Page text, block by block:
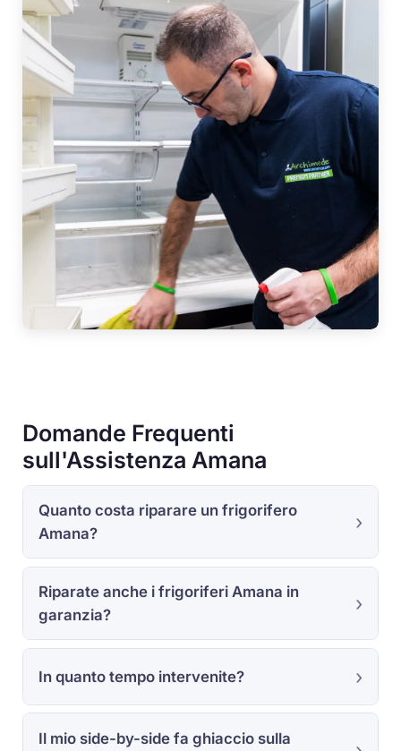
Domande Frequenti
sull'Assistenza Amana
Quanto costa riparare un frigorifero
Amana?
Riparate anche i frigoriferi Amana in
garanzia?
In quanto tempo intervenite?
Il mio side-by-side fa ghiaccio sulla